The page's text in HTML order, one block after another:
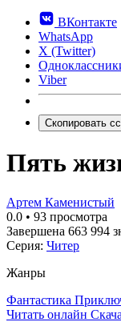
ВКонтакте
WhatsApp
X (Twitter)
Viber
Скопировать
Пять
Артем Каменистый
0.0 • 93 просмотра
Завершена 663 994
Серия: Читер
Жанры
Фантастика
Читать онлайн